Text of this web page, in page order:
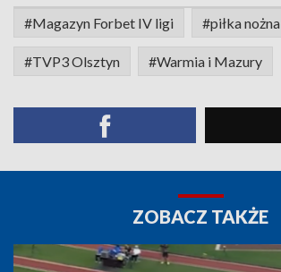
#Magazyn Forbet IV ligi #piłka nożna
#TVP3 Olsztyn #Warmia i Mazury
ZOBACZ TAKŻE